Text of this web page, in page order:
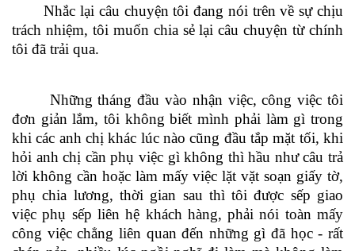
Nhắc lại câu chuyện tôi đang nói trên về sự chịu
trách nhiệm, tôi muốn chia sẻ lại câu chuyện từ chính
tôi đã trải qua.
Những tháng đầu vào nhận việc, công việc tôi
đơn giản lắm, tôi không biết mình phải làm gì trong
khi các anh chị khác lúc nào cũng đầu tắp mặt tối, khi
hỏi anh chị cần phụ việc gì không thì hầu như câu trả
lời không cần hoặc làm mấy việc lặt vặt soạn giấy tờ,
phụ chia lương, thời gian sau thì tôi được sếp giao
việc phụ sếp liên hệ khách hàng, phải nói toàn mấy
công việc chẳng liên quan đến những gì đã học - rất